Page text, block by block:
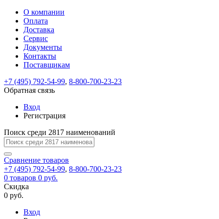
ВходРегистрация
test@example.com
отправлена
по
ней
завершения
регистрации.
Ок
Запомнить
меня
Забыли
Восстановление
пароля
Заполните
форму.
Мы
отправим
ссылку
указанный
электронный
перейдя
по
которой
вы
задать
На
вашу
почту
test@test.ru
ссылка.
Перейдите
по
для
смены
пароля.
Введите
новый
пароль
Сменить
Пароль
успешно
восстановлен
Обратная
связь
Сообщение
пользовательского
сообщение
успешно
отправлено.
О компании
Оплата
Доставка
Сервис
Документы
Контакты
Поставщикам
+7 (495) 792-54-99, 8-800-700-23-23
Обратная связь
Вход
Регистрация
Поиск среди 2817 наименований
Сравнение товаров
+7 (495) 792-54-99, 8-800-700-23-23
0 товаров 0 руб.
Скидка
0 руб.
Вход